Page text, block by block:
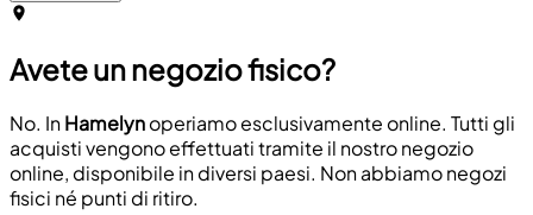
Avete un negozio fisico?
No. InHamelynoperiamo esclusivamente online. Tutti gli
acquisti vengono effettuati tramite il nostro negozio
online, disponibile in diversi paesi. Non abbiamo negozi
fisici né punti di ritiro.